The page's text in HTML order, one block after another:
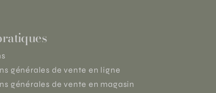
générales de vente en ligne
générales de vente en magasin